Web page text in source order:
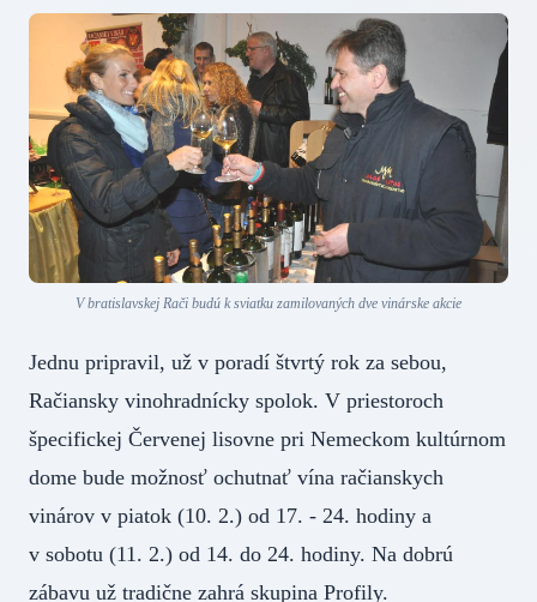
V bratislavskej Rači budú k sviatku zamilovaných dve vinárske akcie
Jednu pripravil, už v poradí štvrtý rok za sebou,
Račiansky vinohradnícky spolok. V priestoroch
špecifickej Červenej lisovne pri Nemeckom kultúrnom
dome bude možnosť ochutnať vína račianskych
vinárov v piatok (10. 2.) od 17. - 24. hodiny a
v sobotu (11. 2.) od 14. do 24. hodiny. Na dobrú
zábavu už tradične zahrá skupina Profily.